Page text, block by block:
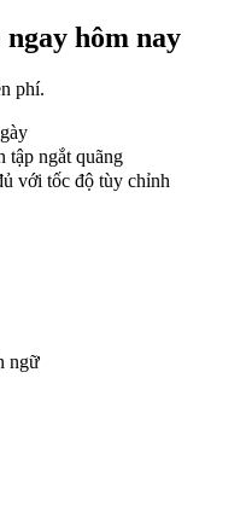
hôm nay
phí.
tập ngắt quãng
với tốc độ tùy chỉnh
ngữ